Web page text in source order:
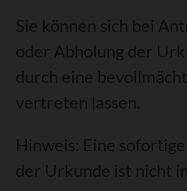
Sie können sich bei
oder Abholung der
durch eine
vertreten lassen.
Hinweis: Eine
der Urkunde ist nicht